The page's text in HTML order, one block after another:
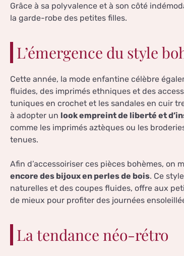
Grâce à sa polyvalence et à son côté
la garde-robe des petites filles.
L’émergence du style
Cette année, la mode enfantine célèbre
fluides, des imprimés ethniques et des
tuniques en crochet et les sandales en cuir
à adopter un look empreint de liberté et
comme les imprimés aztèques ou les
tenues.
Afin d’accessoiriser ces pièces bohèmes, on
encore des bijoux en perles de bois. Ce
naturelles et des coupes fluides, offre aux
de mieux pour profiter des journées
La tendance néo-rétro